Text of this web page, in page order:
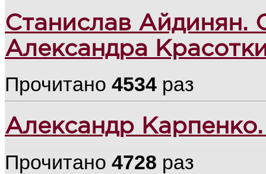
Станислав Айдинян.
Александра
Прочитано 4534 раз
Александр
Прочитано 4728 раз